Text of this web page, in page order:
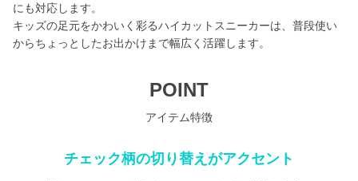
にも対応します。
キッズの足元をかわいく彩るハイカットスニーカーは、普段使い
からちょっとしたお出かけまで幅広く活躍します。
POINT
アイテム特徴
チェック柄の切り替えがアクセント